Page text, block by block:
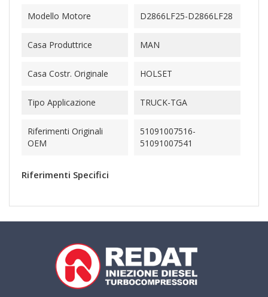
Modello Motore D2866LF25-D2866LF28
Casa Produttrice MAN
Casa Costr. Originale HOLSET
Tipo Applicazione TRUCK-TGA
Riferimenti Originali
OEM
51091007516-
51091007541
Riferimenti Specifici